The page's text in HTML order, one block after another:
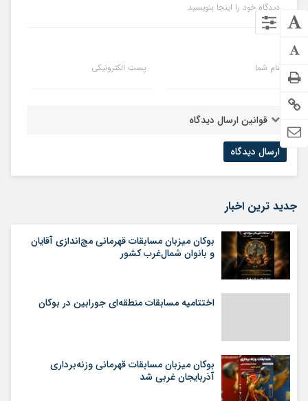
دیدگاه خود را اینجا بنویسید
نام شما پست الکترونیکی
قوانین ارسال دیدگاه
جدید ترین اخبار
بوکان میزبان مسابقات قهرمانی مچ‌اندازی آقایان
و بانوان شمال‌غرب کشور
اختتامیه مسابقات منطقه‌ای جورابین در بوکان
بوکان میزبان مسابقات قهرمانی وزنه‌برداری
آذربایجان غربی شد